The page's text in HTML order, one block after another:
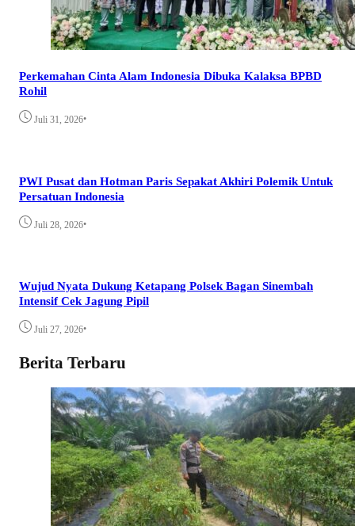
Perkemahan Cinta Alam Indonesia Dibuka Kalaksa BPBD
Rohil
Juli 31, 2026•
PWI Pusat dan Hotman Paris Sepakat Akhiri Polemik Untuk
Persatuan Indonesia
Juli 28, 2026•
Wujud Nyata Dukung Ketapang Polsek Bagan Sinembah
Intensif Cek Jagung Pipil
Juli 27, 2026•
Berita Terbaru